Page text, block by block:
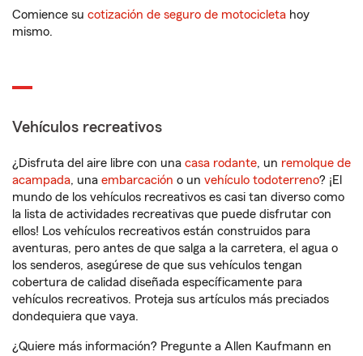
Comience su cotización de seguro de motocicleta hoy
mismo.
Vehículos recreativos
¿Disfruta del aire libre con una casa rodante, un remolque de
acampada, una embarcación o un vehículo todoterreno? ¡El
mundo de los vehículos recreativos es casi tan diverso como
la lista de actividades recreativas que puede disfrutar con
ellos! Los vehículos recreativos están construidos para
aventuras, pero antes de que salga a la carretera, el agua o
los senderos, asegúrese de que sus vehículos tengan
cobertura de calidad diseñada específicamente para
vehículos recreativos. Proteja sus artículos más preciados
dondequiera que vaya.
¿Quiere más información? Pregunte a Allen Kaufmann en